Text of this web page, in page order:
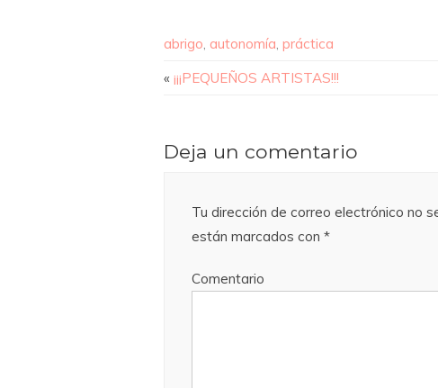
abrigo, autonomía, práctica
« ¡¡¡PEQUEÑOS ARTISTAS!!!
Deja un comentario
Tu dirección de correo electrónico no
están marcados con *
Comentario